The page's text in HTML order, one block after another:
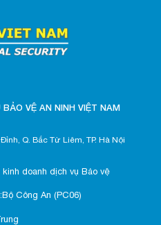
VỆ AN NINH VIỆT NAM
Q. Bắc Từ Liêm, TP. Hà Nội
doanh dịch vụ Bảo vệ
Công An (PC06)